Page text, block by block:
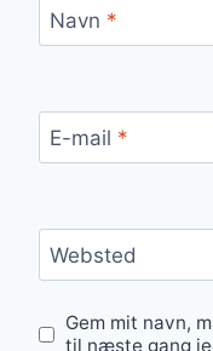
Navn *
E-mail *
Websted
Gem mit navn,
til næste gang